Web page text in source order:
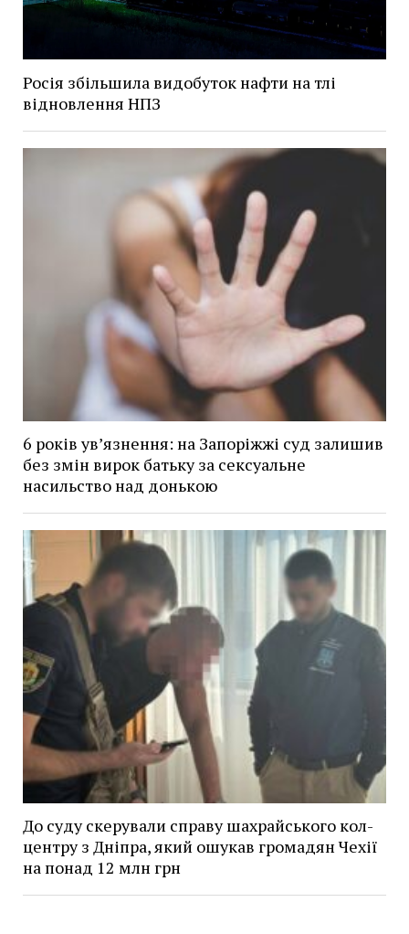
Росія збільшила видобуток нафти на тлі
відновлення НПЗ
6 років увʼязнення: на Запоріжжі суд залишив
без змін вирок батьку за сексуальне
насильство над донькою
До суду скерували справу шахрайського кол-
центру з Дніпра, який ошукав громадян Чехії
на понад 12 млн грн